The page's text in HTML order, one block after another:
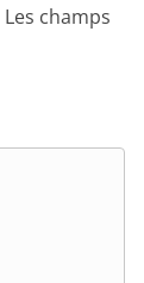
Les champs